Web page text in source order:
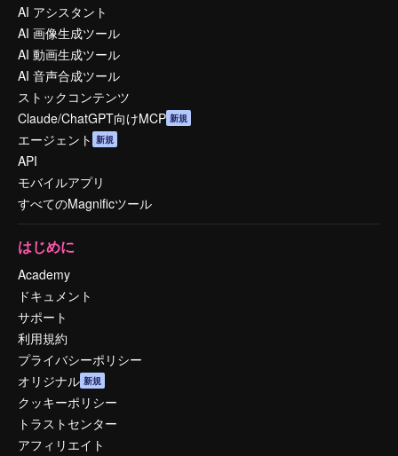
AI アシスタント
AI 画像生成ツール
AI 動画生成ツール
AI 音声合成ツール
ストックコンテンツ
Claude/ChatGPT向けMCP 新規
エージェント 新規
API
モバイルアプリ
すべてのMagnificツール
はじめに
Academy
ドキュメント
サポート
利用規約
プライバシーポリシー
オリジナル 新規
クッキーポリシー
トラストセンター
アフィリエイト